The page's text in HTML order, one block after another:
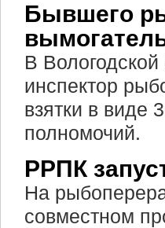
Бывшего
В
инспектор
взятки в виде
полномочий.
РРПК
На
совместном